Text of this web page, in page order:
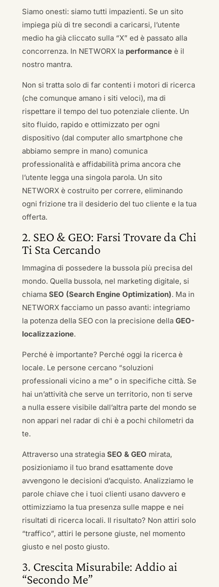
Siamo onesti: siamo tutti impazienti. Se un sito
impiega più di tre secondi a caricarsi, l’utente
medio ha già cliccato sulla “X” ed è passato alla
concorrenza. In NETWORX la performanceè il
nostro mantra.
Non si tratta solo di far contenti i motori di ricerca
(che comunque amano i siti veloci), ma di
rispettare il tempo del tuo potenziale cliente. Un
sito fluido, rapido e ottimizzato per ogni
dispositivo (dal computer allo smartphone che
abbiamo sempre in mano) comunica
professionalità e affidabilità prima ancora che
l’utente legga una singola parola. Un sito
NETWORX è costruito per correre, eliminando
ogni frizione tra il desiderio del tuo cliente e la tua
offerta.
2. SEO & GEO: Farsi Trovare da Chi
Ti Sta Cercando
Immagina di possedere la bussola più precisa del
mondo. Quella bussola, nel marketing digitale, si
chiama SEO (Search Engine Optimization). Ma in
NETWORX facciamo un passo avanti: integriamo
la potenza della SEO con la precisione della GEO-
localizzazione.
Perché è importante? Perché oggi la ricerca è
locale. Le persone cercano “soluzioni
professionali vicino a me” o in specifiche città. Se
hai un’attività che serve un territorio, non ti serve
a nulla essere visibile dall’altra parte del mondo se
non appari nel radar di chi è a pochi chilometri da
te.
Attraverso una strategia SEO & GEO mirata,
posizioniamo il tuo brand esattamente dove
avvengono le decisioni d’acquisto. Analizziamo le
parole chiave che i tuoi clienti usano davvero e
ottimizziamo la tua presenza sulle mappe e nei
risultati di ricerca locali. Il risultato? Non attiri solo
“traffico”, attiri le persone giuste, nel momento
giusto e nel posto giusto.
3. Crescita Misurabile: Addio ai
“Secondo Me”